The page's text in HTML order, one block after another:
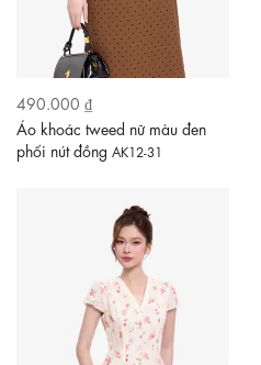
490.000 ₫
Áo khoác tweed nữ màu đen
phối nút đồng AK12-31